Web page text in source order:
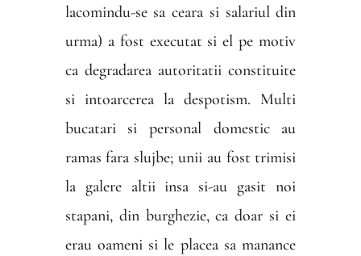
lacomindu-se sa ceara si salariul din
urma) a fost executat si el pe motiv
ca degradarea autoritatii constituite
si intoarcerea la despotism. Multi
bucatari si personal domestic au
ramas fara slujbe; unii au fost trimisi
la galere altii insa si-au gasit noi
stapani, din burghezie, ca doar si ei
erau oameni si le placea sa manance